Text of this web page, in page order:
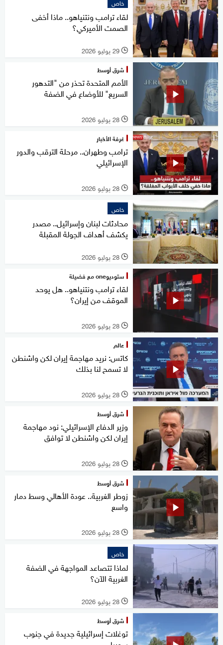
لقاء ترامب ونتنياهو.. ماذا أخفى
الصمت الأميركي؟
l 29 يوليو 2026
شرق أوسط
الأمم المتحدة تحذر من "التدهور
السريع" للأوضاع في الضفة
l 28 يوليو 2026
غرفة الأخبار
ترامب وطهران.. مرحلة الترقب والدور
الإسرائيلي
l 28 يوليو 2026
خاص
محادثات لبنان وإسرائيل.. مصدر
يكشف أهداف الجولة المقبلة
l 28 يوليو 2026
ستوديوone مع فضيلة
لقاء ترامب ونتنياهو.. هل يوحد
الموقف من إيران؟
l 28 يوليو 2026
عالم
كاتس: نريد مهاجمة إيران لكن واشنطن
لا تسمح لنا بذلك
l 28 يوليو 2026
شرق أوسط
وزير الدفاع الإسرائيلي: نود مهاجمة
إيران لكن واشنطن لا توافق
l 28 يوليو 2026
شرق أوسط
زوطر الغربية.. عودة الأهالي وسط دمار
واسع
l 28 يوليو 2026
خاص
لماذا تتصاعد المواجهة في الضفة
الغربية الآن؟
l 28 يوليو 2026
شرق أوسط
توغلات إسرائيلية جديدة في جنوب